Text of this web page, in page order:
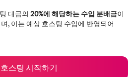
대금의 20%에 해당하는 수입 분배금이
, 이는 예상 호스팅 수입에 반영되어
호스팅 시작하기